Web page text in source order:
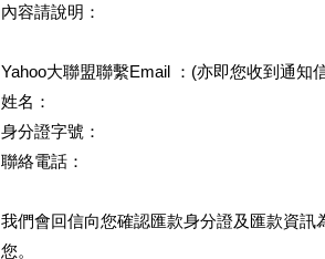
內容請說明：
Yahoo大聯盟聯繫Email ：(亦即您收到通知
姓名：
身分證字號：
聯絡電話：
我們會回信向您確認匯款身分證及匯款資
您。